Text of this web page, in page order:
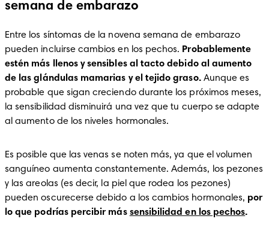
semana de embarazo
Entre los síntomas de la novena semana de embarazo
pueden incluirse cambios en los pechos. Probablemente
estén más llenos y sensibles al tacto debido al aumento
de las glándulas mamarias y el tejido graso. Aunque es
probable que sigan creciendo durante los próximos meses,
la sensibilidad disminuirá una vez que tu cuerpo se adapte
al aumento de los niveles hormonales.
Es posible que las venas se noten más, ya que el volumen
sanguíneo aumenta constantemente. Además, los pezones
y las areolas (es decir, la piel que rodea los pezones)
pueden oscurecerse debido a los cambios hormonales, por
lo que podrías percibir más sensibilidad en los pechos.